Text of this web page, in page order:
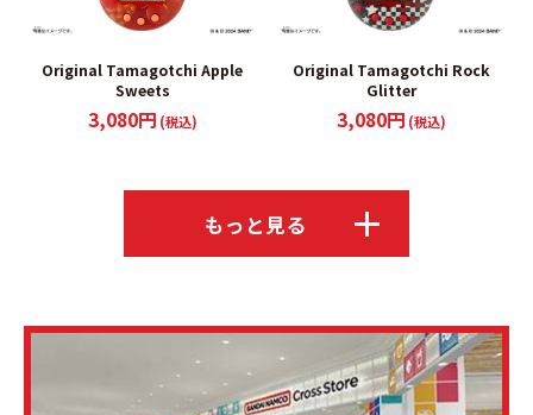
Original Tamagotchi Apple
Sweets
3,080円 (税込)
Original Tamagotchi Rock
Glitter
3,080円 (税込)
もっと見る